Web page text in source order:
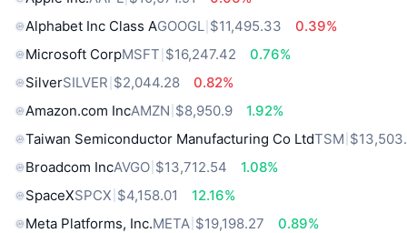
Alphabet Inc Class AGOOGL $11,495.33
0.39%
Microsoft CorpMSFT $16,247.42
0.76%
SilverSILVER $2,044.28
0.82%
Amazon.com IncAMZN $8,950.9
1.92%
Taiwan Semiconductor Manufacturing Co LtdTSM
Broadcom IncAVGO $13,712.54
1.08%
SpaceXSPCX $4,158.01
12.16%
Meta Platforms, Inc.META $19,198.27
0.89%